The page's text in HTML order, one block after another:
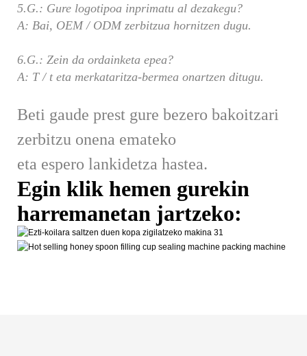
5.G.: Gure logotipoa inprimatu al dezakegu?
A: Bai, OEM / ODM zerbitzua hornitzen dugu.
6.G.: Zein da ordainketa epea?
A: T / t eta merkataritza-bermea onartzen ditugu.
Beti gaude prest gure bezero bakoitzari
zerbitzu onena emateko
eta espero lankidetza hastea.
Egin klik hemen gurekin
harremanetan jartzeko: